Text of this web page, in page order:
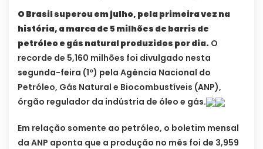
O Brasil superou em julho, pela primeira vez na
história, a marca de 5 milhões de barris de
petróleo e gás natural produzidos por dia. O
recorde de 5,160 milhões foi divulgado nesta
segunda-feira (1º) pela Agência Nacional do
Petróleo, Gás Natural e Biocombustíveis (ANP),
órgão regulador da indústria de óleo e gás.
Em relação somente ao petróleo, o boletim mensal
da ANP aponta que a produção no mês foi de 3,959